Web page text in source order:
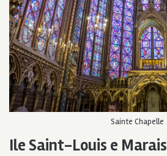
Sainte Chapelle
Ile Saint-Louis e Marais